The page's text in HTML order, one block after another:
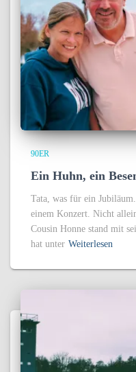
90ER
Ein Huhn, ein
Tata, was für ein
einem Konzert. Nicht
Cousin Honne stand mit
hat unter Weiterlesen